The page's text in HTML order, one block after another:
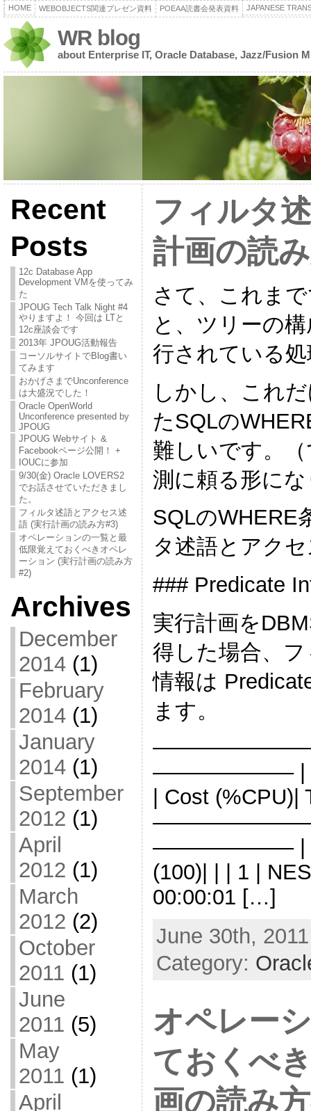
HOME WEBOBJECTS関連プレゼン資料 POEAA読書会発表資料 JAPANESE
WR blog
about Enterprise IT, Oracle Database, Jazz/Fusion
Recent
Posts
12c Database App
Development VMを使ってみ
た
JPOUG Tech Talk Night #4
やりますよ！ 今回は LTと
12c座談会です
2013年 JPOUG活動報告
コーソルサイトでBlog書い
てみます
おかげさまでUnconference
は大盛況でした！
Oracle OpenWorld
Unconference presented by
JPOUG
JPOUG Webサイト &
Facebookページ公開！ +
IOUCに参加
9/30(金) Oracle LOVERS2
でお話させていただきまし
た。
フィルタ述語とアクセス述
語 (実行計画の読み方#3)
オペレーションの一覧と最
低限覚えておくべきオペレ
ーション (実行計画の読み方
#2)
Archives
December
2014(1)
February
2014(1)
January
2014(1)
September
2012 (1)
April
2012 (1)
March
2012 (2)
October
2011 (1)
June
2011 (5)
May
2011 (1)
April
フィルタ
計画の読
さて、これま
と、ツリーの
行されている
しかし、これ
たSQLの
難しいです。
測に頼る形に
SQLのWHERE
タ述語とアク
### Predicate
実行計画を
得した場合、
情報は
ます。
——————– | Id |
| Cost (%CPU)|
——————– | 0 |
(100)| | | 1 |
00:00:01 […]
June 30th,
Category:
オペレー
ておくべ
画の読み